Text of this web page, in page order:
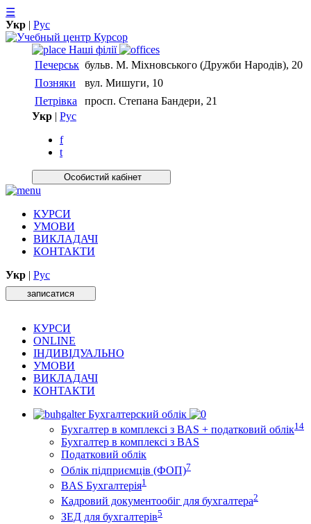
☰
Укр | Рус
Нашi фiлiї
Печерськ бульв. М. Міхновського (Дружби Народів), 20
Позняки
вул. Мишуги, 10
Петрівка
просп. Степана Бандери, 21
Укр | Рус
f
t
Особистий кабiнет
КУРСИ
УМОВИ
ВИКЛАДАЧІ
КОНТАКТИ
Укр | Рус
записатися
КУРСИ
ONLINE
ІНДИВІДУАЛЬНО
УМОВИ
ВИКЛАДАЧІ
КОНТАКТИ
Бухгалтерский облік
Бухгалтер в комплексі з BAS + податковий облік14
Бухгалтер в комплексі з BAS
Податковий облік
Облік підприємців (ФОП)7
BAS Бухгалтерія1
Кадровий документообіг для бухгалтера2
ЗЕД для бухгалтерів5